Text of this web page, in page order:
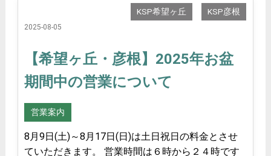
2025-08-05
【希望ヶ丘・彦根】2025年お盆
期間中の営業について
KSP希望ヶ丘 KSP彦根
営業案内
8月9日(土)～8月17日(日)は土日祝日の料金とさせ
ていただきます。 営業時間は６時から２４時です